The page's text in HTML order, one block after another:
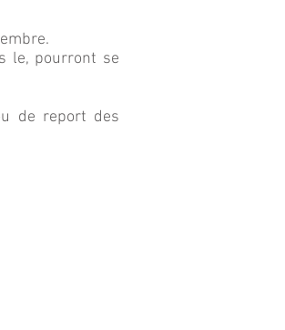
le, pourront se
de report des